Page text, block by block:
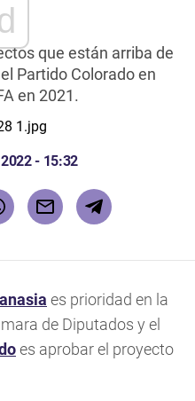
que están arriba de
Partido Colorado en
en 2021.
- 15:32
es prioridad en la
de Diputados y el
es aprobar el proyecto